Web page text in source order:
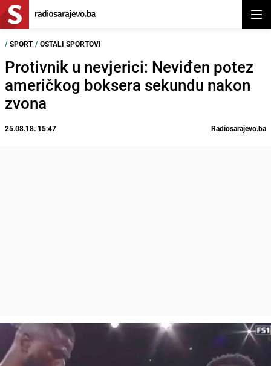
/ SPORT / OSTALI SPORTOVI
Protivnik u nevjerici: Neviđen potez
američkog boksera sekundu nakon
zvona
25.08.18. 15:47 Radiosarajevo.ba